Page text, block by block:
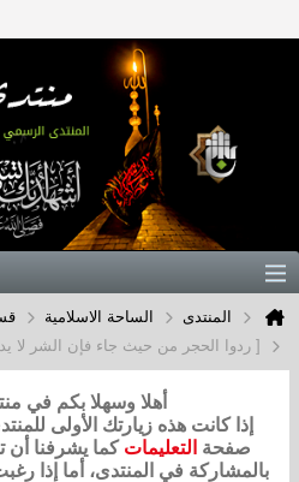
المنتدى الساحة الاسلامية
[ ردوا الحجر من حيث جاء فإن الشر لا
أهلا وسهلا بكم في
إذا كانت هذه زيارتك الأولى
صفحة التعليمات كما يشرفنا أن
بالمشاركة في المنتدى، أما إذا